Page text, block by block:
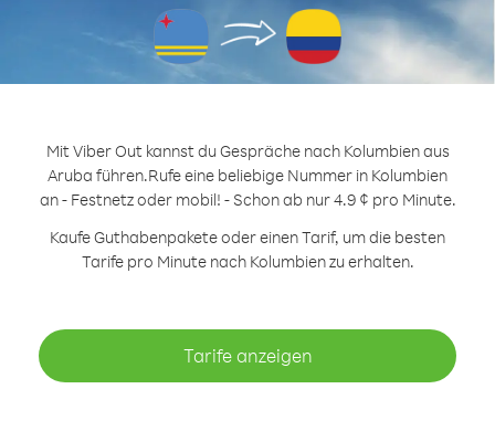
Mit Viber Out kannst du Gespräche nach Kolumbien aus
Aruba führen.Rufe eine beliebige Nummer in Kolumbien
an - Festnetz oder mobil! - Schon ab nur 4.9 ¢ pro Minute.
Kaufe Guthabenpakete oder einen Tarif, um die besten
Tarife pro Minute nach Kolumbien zu erhalten.
Tarife anzeigen